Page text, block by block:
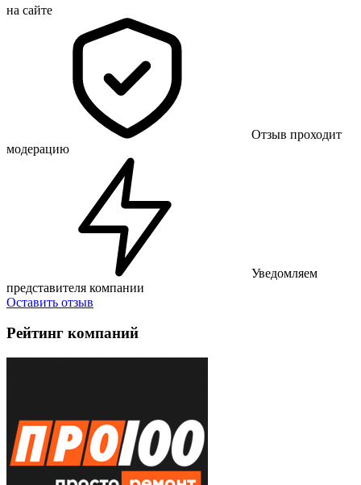
на сайте
Отзыв проходит
модерацию
Уведомляем
представителя компании
Оставить отзыв
Рейтинг компаний